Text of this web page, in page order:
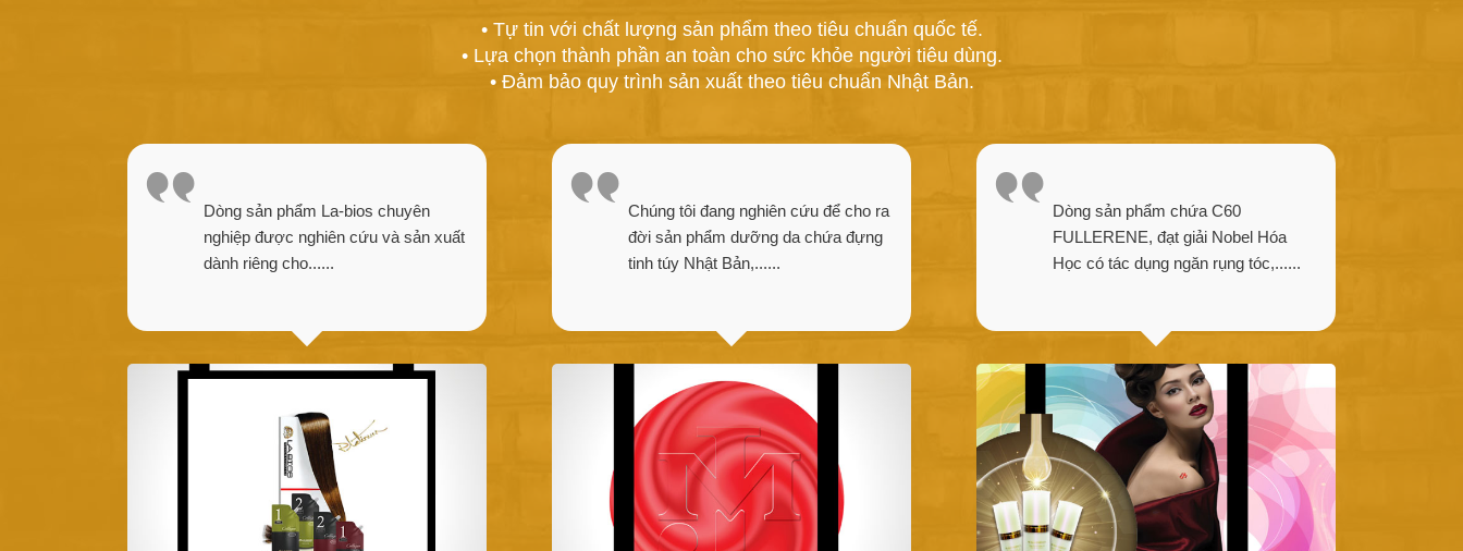
• Tự tin với chất lượng sản phẩm theo tiêu chuẩn quốc tế.
• Lựa chọn thành phần an toàn cho sức khỏe người tiêu dùng.
• Đảm bảo quy trình sản xuất theo tiêu chuẩn Nhật Bản.
Dòng sản phẩm La-bios chuyên
nghiệp được nghiên cứu và sản xuất
dành riêng cho......
Chúng tôi đang nghiên cứu để cho ra
đời sản phẩm dưỡng da chứa đựng
tinh túy Nhật Bản,......
Dòng sản phẩm chứa C60
FULLERENE, đạt giải Nobel Hóa
Học có tác dụng ngăn rụng tóc,......